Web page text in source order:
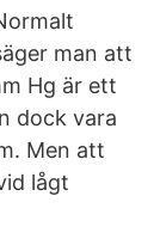
man att
Hg är ett
dock vara
Men att
lågt